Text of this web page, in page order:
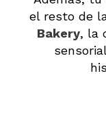
el resto de
Bakery, la